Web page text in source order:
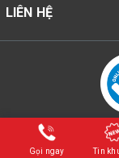
LIÊN HỆ
© Bản quyền thuộc
Gọi ngay Tin